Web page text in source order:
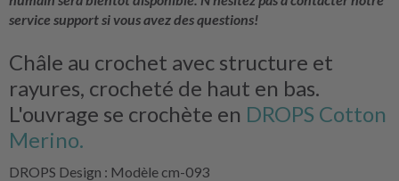
service support si vous avez des questions!
Châle au crochet avec structure et
rayures, crocheté de haut en bas.
L'ouvrage se crochète en DROPS Cotton
Merino.
DROPS Design : Modèle cm-093